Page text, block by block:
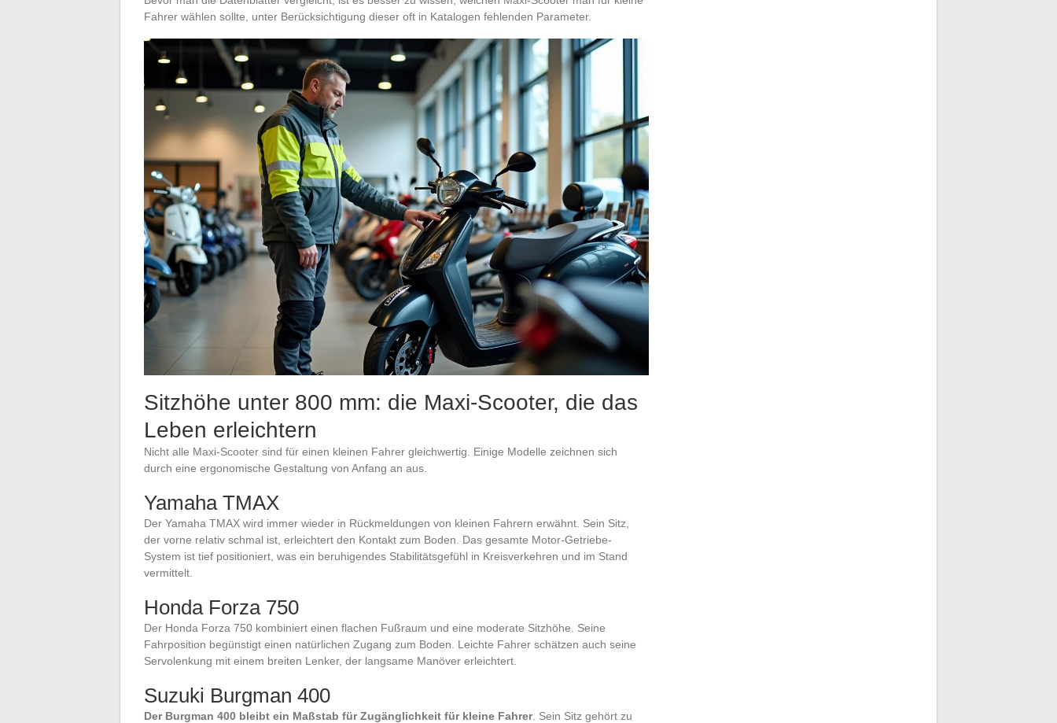
Fahrer wählen sollte, unter Berücksichtigung dieser oft in Katalogen fehlenden Parameter.
Sitzhöhe unter 800 mm: die Maxi-Scooter, die das
Leben erleichtern
Nicht alle Maxi-Scooter sind für einen kleinen Fahrer gleichwertig. Einige Modelle zeichnen sich
durch eine ergonomische Gestaltung von Anfang an aus.
Yamaha TMAX
Der Yamaha TMAX wird immer wieder in Rückmeldungen von kleinen Fahrern erwähnt. Sein Sitz,
der vorne relativ schmal ist, erleichtert den Kontakt zum Boden. Das gesamte Motor-Getriebe-
System ist tief positioniert, was ein beruhigendes Stabilitätsgefühl in Kreisverkehren und im Stand
vermittelt.
Honda Forza 750
Der Honda Forza 750 kombiniert einen flachen Fußraum und eine moderate Sitzhöhe. Seine
Fahrposition begünstigt einen natürlichen Zugang zum Boden. Leichte Fahrer schätzen auch seine
Servolenkung mit einem breiten Lenker, der langsame Manöver erleichtert.
Suzuki Burgman 400
Der Burgman 400 bleibt ein Maßstab für Zugänglichkeit für kleine Fahrer. Sein Sitz gehört zu